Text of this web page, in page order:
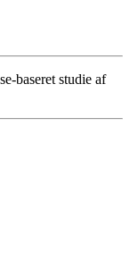
baseret studie af